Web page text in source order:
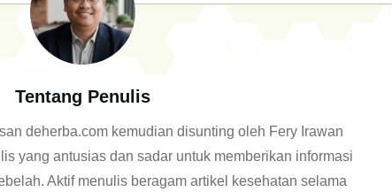
Tentang Penulis
deherba.com kemudian disunting oleh Fery Irawan
yang antusias dan sadar untuk memberikan informasi
Aktif menulis beragam artikel kesehatan selama